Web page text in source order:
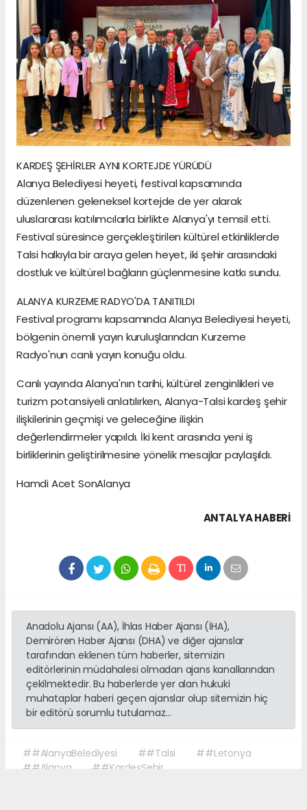
KARDEŞ ŞEHİRLER AYNI KORTEJDE YÜRÜDÜ
Alanya Belediyesi heyeti, festival kapsamında
düzenlenen geleneksel kortejde de yer alarak
uluslararası katılımcılarla birlikte Alanya'yı temsil etti.
Festival süresince gerçekleştirilen kültürel etkinliklerde
Talsi halkıyla bir araya gelen heyet, iki şehir arasındaki
dostluk ve kültürel bağların güçlenmesine katkı sundu.
ALANYA KURZEME RADYO'DA TANITILDI
Festival programı kapsamında Alanya Belediyesi heyeti,
bölgenin önemli yayın kuruluşlarından Kurzeme
Radyo'nun canlı yayın konuğu oldu.
Canlı yayında Alanya'nın tarihi, kültürel zenginlikleri ve
turizm potansiyeli anlatılırken, Alanya-Talsi kardeş şehir
ilişkilerinin geçmişi ve geleceğine ilişkin
değerlendirmeler yapıldı. İki kent arasında yeni iş
birliklerinin geliştirilmesine yönelik mesajlar paylaşıldı.
Hamdi Acet SonAlanya
ANTALYA HABERİ
Anadolu Ajansı (AA), İhlas Haber Ajansı (İHA),
Demirören Haber Ajansı (DHA) ve diğer ajanslar
tarafından eklenen tüm haberler, sitemizin
editörlerinin müdahalesi olmadan ajans kanallarından
çekilmektedir. Bu haberlerde yer alan hukuki
muhataplar haberi geçen ajanslar olup sitemizin hiç
bir editörü sorumlu tutulamaz...
##AlanyaBelediyesi ##Talsi
##Letonya
##Alanya
##KardeşŞehir